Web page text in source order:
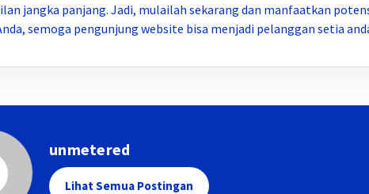
jangka panjang. Jadi, mulailah sekarang dan manfaatkan
semoga pengunjung website bisa menjadi pelanggan setia
unmetered
Lihat Semua Postingan